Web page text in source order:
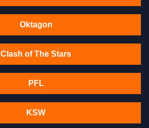
Oktagon
Clash of The Stars
PFL
KSW